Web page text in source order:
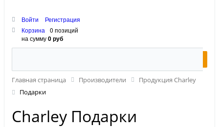
Войти
Регистрация
Корзина
0 позиций
на сумму0 руб
Главная страница Производители
Продукция Charley
Подарки
Charley Подарки